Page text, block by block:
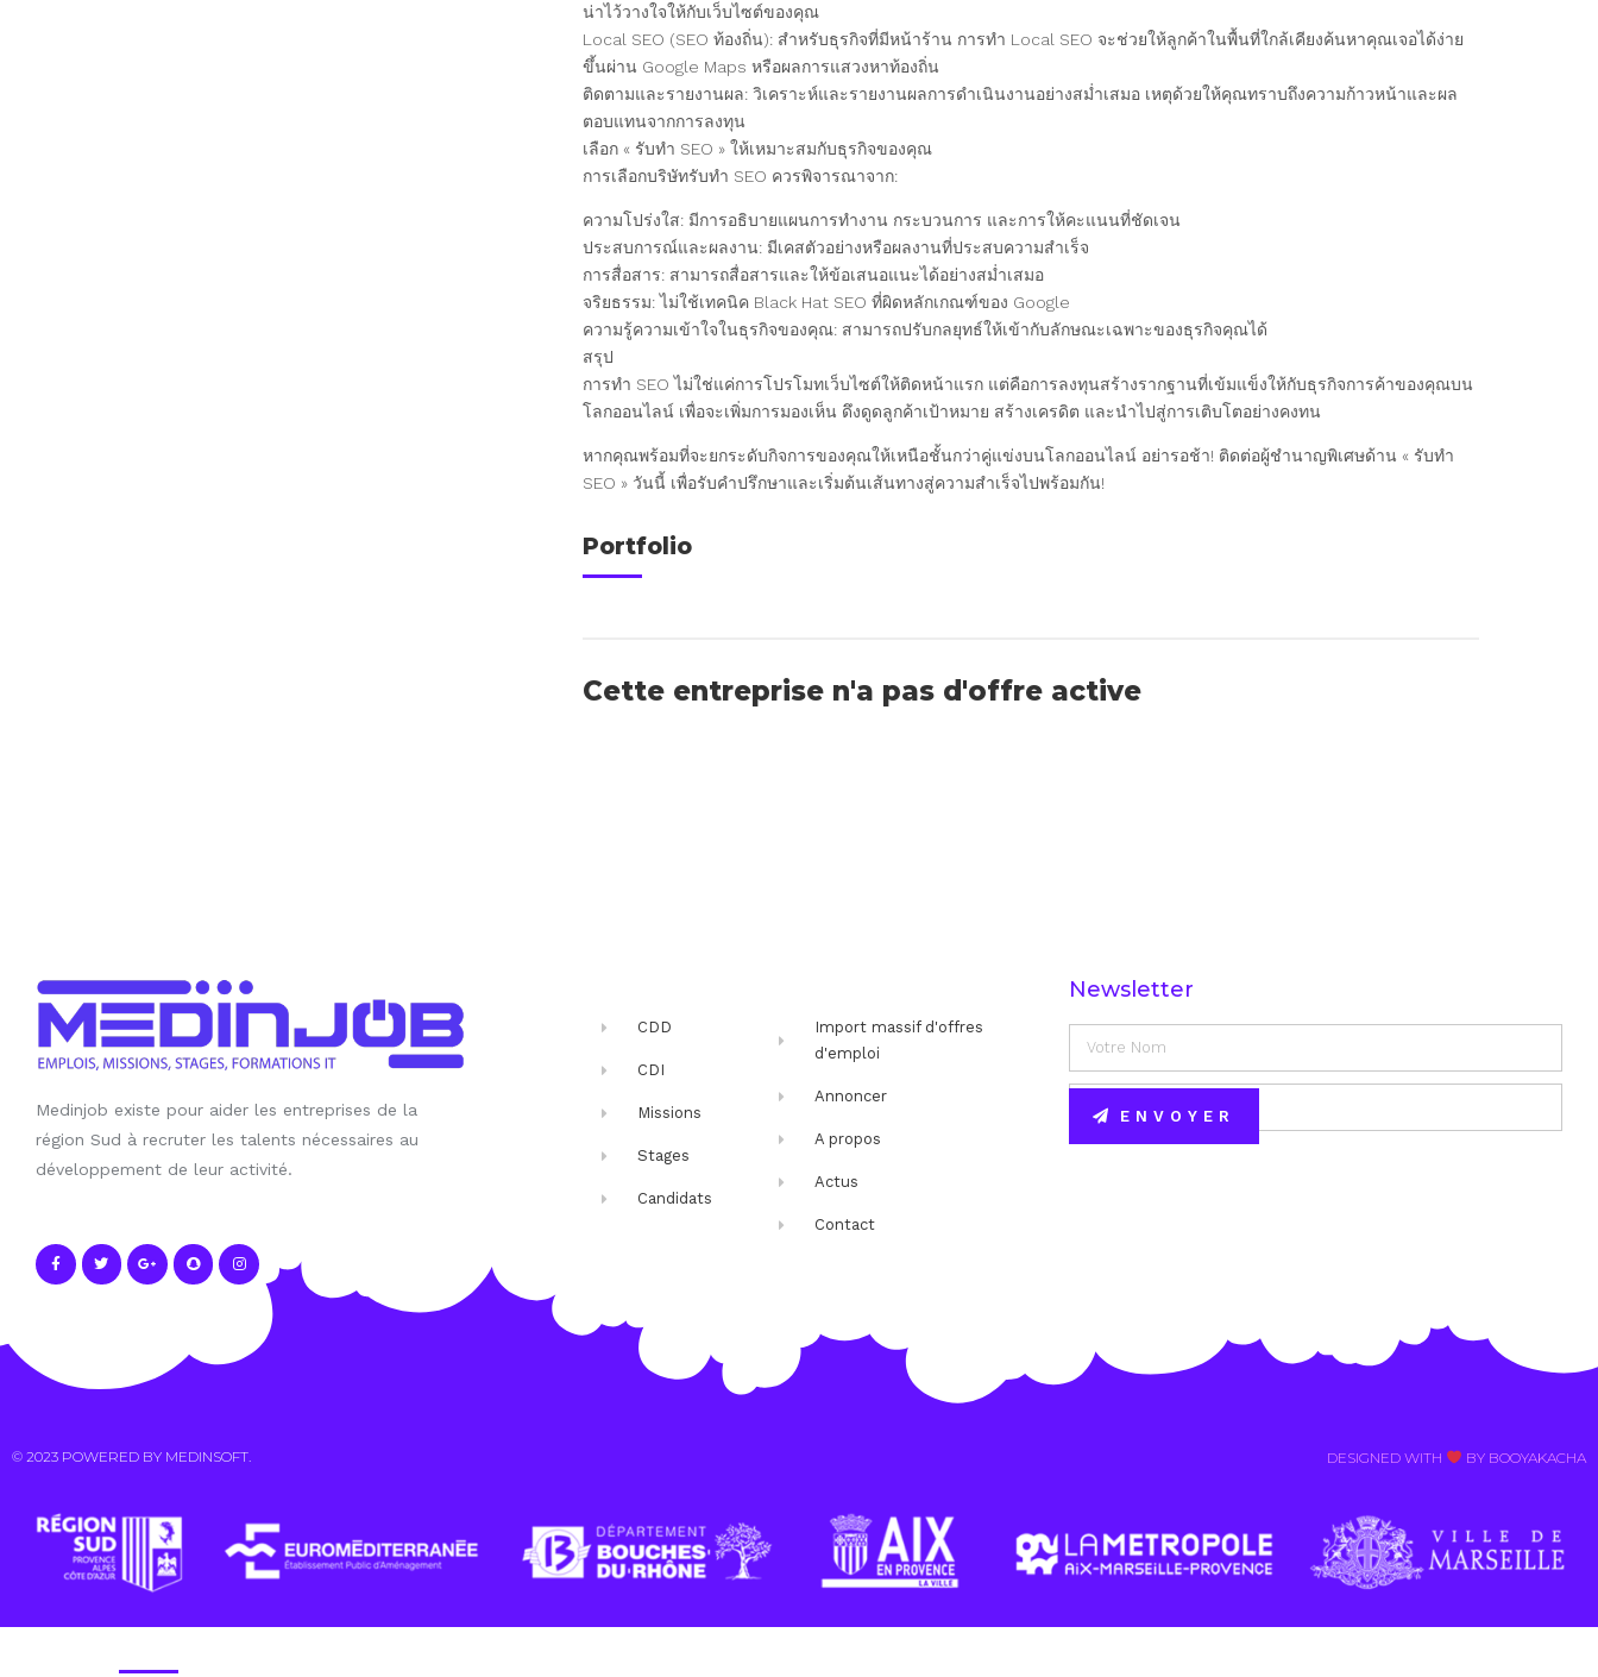
น่าไว้วางใจให้กับเว็บไซต์ของคุณ
Local SEO (SEO ท้องถิ่น): สำหรับธุรกิจที่มีหน้าร้าน การทำ Local SEO จะช่วยให้ลูกค้าในพื้นที่ใกล้เคียงค้นหาคุณเจอได้ง่าย
ขึ้นผ่าน Google Maps หรือผลการแสวงหาท้องถิ่น
ติดตามและรายงานผล: วิเคราะห์และรายงานผลการดำเนินงานอย่างสม่ำเสมอ เหตุด้วยให้คุณทราบถึงความก้าวหน้าและผล
ตอบแทนจากการลงทุน
เลือก « รับทำ SEO » ให้เหมาะสมกับธุรกิจของคุณ
การเลือกบริษัทรับทำ SEO ควรพิจารณาจาก:
ความโปร่งใส: มีการอธิบายแผนการทำงาน กระบวนการ และการให้คะแนนที่ชัดเจน
ประสบการณ์และผลงาน: มีเคสตัวอย่างหรือผลงานที่ประสบความสำเร็จ
การสื่อสาร: สามารถสื่อสารและให้ข้อเสนอแนะได้อย่างสม่ำเสมอ
จริยธรรม: ไม่ใช้เทคนิค Black Hat SEO ที่ผิดหลักเกณฑ์ของ Google
ความรู้ความเข้าใจในธุรกิจของคุณ: สามารถปรับกลยุทธ์ให้เข้ากับลักษณะเฉพาะของธุรกิจคุณได้
สรุป
การทำ SEO ไม่ใช่แค่การโปรโมทเว็บไซต์ให้ติดหน้าแรก แต่คือการลงทุนสร้างรากฐานที่เข้มแข็งให้กับธุรกิจการค้าของคุณบน
โลกออนไลน์ เพื่อจะเพิ่มการมองเห็น ดึงดูดลูกค้าเป้าหมาย สร้างเครดิต และนำไปสู่การเติบโตอย่างคงทน
หากคุณพร้อมที่จะยกระดับกิจการของคุณให้เหนือชั้นกว่าคู่แข่งบนโลกออนไลน์ อย่ารอช้า! ติดต่อผู้ชำนาญพิเศษด้าน « รับทำ
SEO » วันนี้ เพื่อรับคำปรึกษาและเริ่มต้นเส้นทางสู่ความสำเร็จไปพร้อมกัน!
Portfolio
Cette entreprise n'a pas d'offre active
Medinjob existe pour aider les entreprises de la
région Sud à recruter les talents nécessaires au
développement de leur activité.
CDD
CDI
Missions
Stages
Candidats
Import massif d'offres
d'emploi
Annoncer
A propos
Actus
Contact
Newsletter
ENVOYER
© 2023 POWERED BY MEDINSOFT. DESIGNED WITH BY BOOYAKACHA​